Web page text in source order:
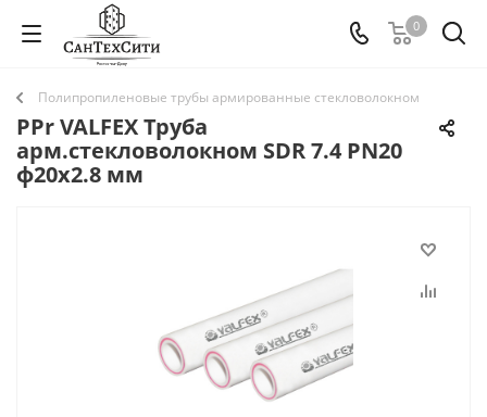
0
Полипропиленовые трубы армированные стекловолокном
PPr VALFEX Труба
арм.стекловолокном SDR 7.4 PN20
ф20х2.8 мм